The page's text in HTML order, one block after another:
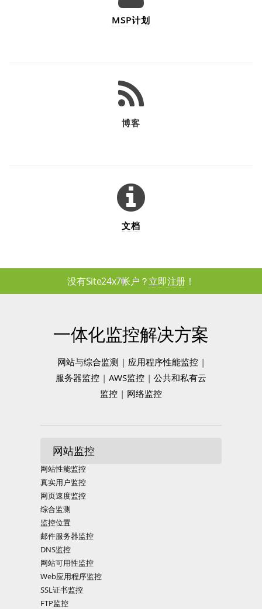
MSP计划
博客
文档
没有Site24x7帐户？立即注册 ！
一体化监控解决方案
网站与综合监测 | 应用程序性能监控|
服务器监控 | AWS监控 | 公共和私有云
监控 | 网络监控
网站监控
网站性能监控
真实用户监控
网页速度监控
综合监测
监控位置
邮件服务器监控
DNS监控
网站可用性监控
Web应用程序监控
SSL证书监控
FTP监控